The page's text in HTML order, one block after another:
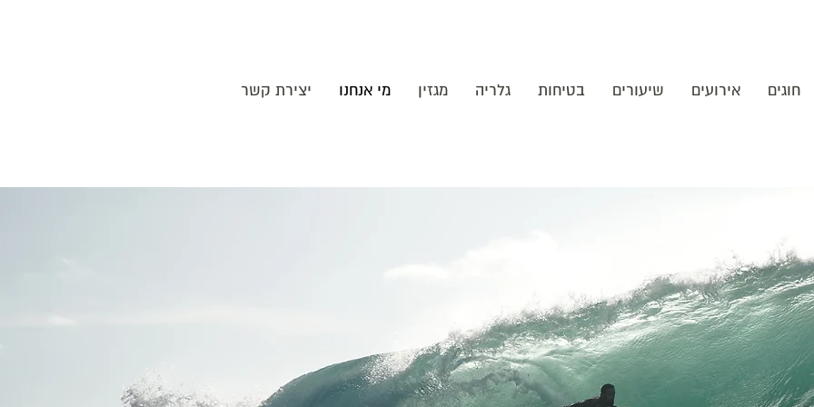
חוגים אירועים שיעורים בטיחות גלריה מגזין מי אנחנו יצירת קשר